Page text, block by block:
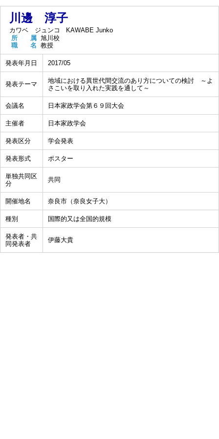
川邊 淳子
カワベ ジュンコ
KAWABE Junko
所 属 旭川校
職 名 教授
発表年月日 2017/05
発表テーマ
地域における異世代間交流のあり方についての検討 ～よ
さこいを取り入れた実践を通して～
会議名 日本家政学会第６９回大会
主催者 日本家政学会
発表区分 学会発表
発表形式 ポスター
単独共同区
分
共同
開催地名 奈良市（奈良女子大）
種別 国際的又は全国的規模
発表者・共
同発表者
伊藤大貴